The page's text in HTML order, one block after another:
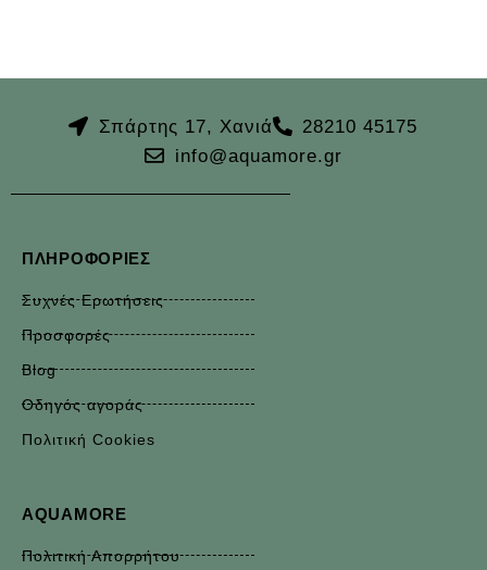
Σπάρτης 17, Χανιά
28210 45175
info@aquamore.gr
ΠΛΗΡΟΦΟΡΊΕΣ
Συχνές Ερωτήσεις
Προσφορές
Blog
Οδηγός αγοράς
Πολιτική Cookies
AQUAMORE
Πολιτική Απορρήτου